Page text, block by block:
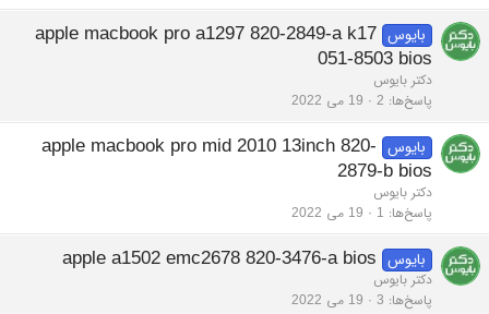
بایوس apple macbook pro a1297 820-2849-a k17
051-8503 bios
دکتر بایوس
پاسخ‌ها 2 19 می 2022
بایوس apple macbook pro mid 2010 13inch 820-
2879-b bios
دکتر بایوس
پاسخ‌ها 1 19 می 2022
بایوس apple a1502 emc2678 820-3476-a bios
دکتر بایوس
پاسخ‌ها 3 19 می 2022